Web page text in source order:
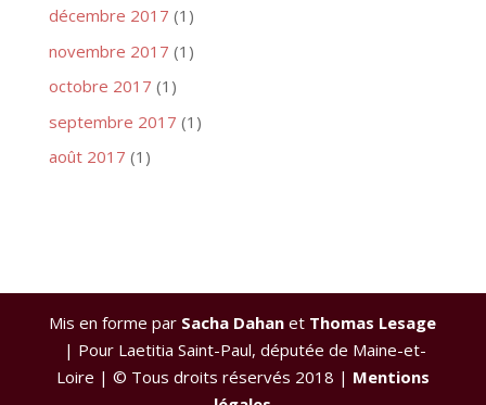
décembre 2017 (1)
novembre 2017 (1)
octobre 2017 (1)
septembre 2017 (1)
août 2017 (1)
Mis en forme par Sacha Dahan et Thomas Lesage
| Pour Laetitia Saint-Paul, députée de Maine-et-
Loire | © Tous droits réservés 2018 | Mentions